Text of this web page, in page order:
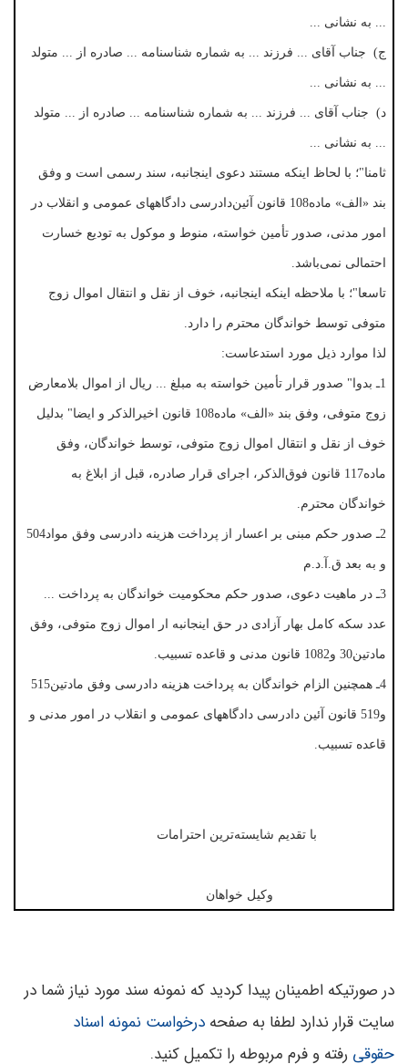
... به نشانی ...
ج) جناب آقای ... فرزند ... به شماره شناسنامه ... صادره از ... متولد
... به نشانی ...
د) جناب آقای ... فرزند ... به شماره شناسنامه ... صادره از ... متولد
... به نشانی ...
ثامنا"؛ با لحاظ اینکه مستند دعوی اینجانبه، سند رسمی است و وفق
بند «الف» ماده108 قانون آئین‌دادرسی دادگاههای عمومی و انقلاب در
امور مدنی، صدور تأمین خواسته، منوط و موکول به تودیع خسارت
احتمالی نمی‌باشد.
تاسعا"؛ با ملاحظه اینکه اینجانبه، خوف از نقل و انتقال اموال زوج
متوفی توسط خواندگان محترم را دارد.
لذا موارد ذیل مورد استدعاست:
1ـ بدوا" صدور قرار تأمین خواسته به مبلغ ... ریال از اموال بلامعارض
زوج متوفی، وفق بند «الف» ماده108 قانون اخیرالذکر و ایضا" بدلیل
خوف از نقل و انتقال اموال زوج متوفی، توسط خواندگان، وفق
ماده117 قانون فوق‌الذکر، اجرای قرار صادره، قبل از ابلاغ به
خواندگان محترم.
2ـ صدور حکم مبنی بر اعسار از پرداخت هزینه دادرسی وفق مواد504
و به بعد ق.آ.د.م
3ـ در ماهیت دعوی، صدور حکم محکومیت خواندگان به پرداخت ...
عدد سکه کامل بهار آزادی در حق اینجانبه ار اموال زوج متوفی، وفق
مادتین30 و1082 قانون مدنی و قاعده تسبیب.
4ـ همچنین الزام خواندگان به پرداخت هزینه دادرسی وفق مادتین515
و519 قانون آئین دادرسی دادگاههای عمومی و انقلاب در امور مدنی و
قاعده تسبیب.
با تقدیم شایسته‌ترین احترامات
وکیل خواهان
در صورتیکه اطمینان پیدا کردید که نمونه سند مورد نیاز شما در
سایت قرار ندارد لطفا به صفحه درخواست نمونه اسناد
حقوقی رفته و فرم مربوطه را تکمیل کنید.